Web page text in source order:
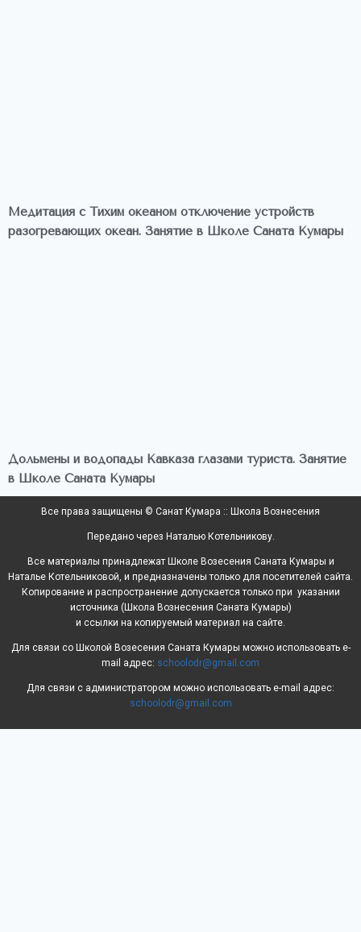
Медитация с Тихим океаном отключение устройств
разогревающих океан. Занятие в Школе Саната Кумары
Дольмены и водопады Кавказа глазами туриста. Занятие
в Школе Саната Кумары
Все права защищены © Санат Кумара :: Школа Вознесения
Передано через Наталью Котельникову.
Все материалы принадлежат Школе Возесения Саната Кумары и
Наталье Котельниковой, и предназначены только для посетителей сайта.
Копирование и распространение допускается только при указании
источника (Школа Вознесения Саната Кумары)
и ссылки на копируемый материал на сайте.
Для связи со Школой Возесения Саната Кумары можно использовать e-
mail адрес: schoolodr@gmail.com
Для связи с администратором можно использовать e-mail адрес:
schoolodr@gmail.com